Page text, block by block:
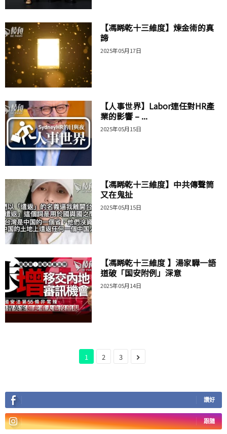
【馮睎乾十三維度】煉金術的真
諦
2025年05月17日
【人事世界】Labor連任對HR產
業的影響 – ...
2025年05月15日
【馮睎乾十三維度】中共傳聲筒
又在鬼扯
2025年05月15日
【馮睎乾十三維度 】湯家驊一語
道破「国安附例」深意
2025年05月14日
1 2 3
讚好
跟隨